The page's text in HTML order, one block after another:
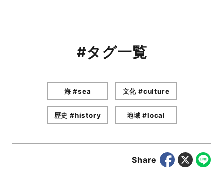
#タグ一覧
海 #sea 文化 #culture
歴史 #history 地域 #local
Share